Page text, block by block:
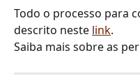
Todo o processo para
descrito neste link.
Saiba mais sobre as